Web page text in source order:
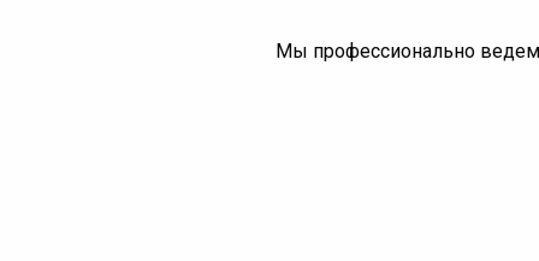
Мы профессионально